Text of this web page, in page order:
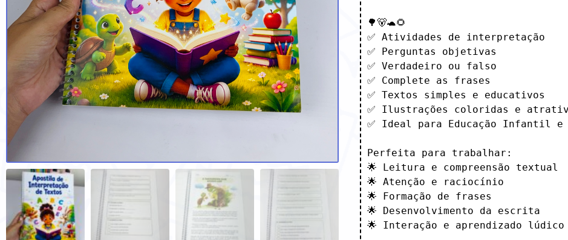
🌳🐻🐢🌻
✅ Atividades de interpretação
✅ Perguntas objetivas
✅ Verdadeiro ou falso
✅ Complete as frases
✅ Textos simples e educativos
✅ Ilustrações coloridas e
✅ Ideal para Educação Infantil e
Perfeita para trabalhar:
🌟 Leitura e compreensão textual
🌟 Atenção e raciocínio
🌟 Formação de frases
🌟 Desenvolvimento da escrita
🌟 Interação e aprendizado lúdico